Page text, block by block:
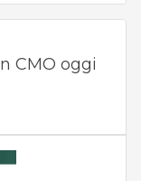
CMO oggi